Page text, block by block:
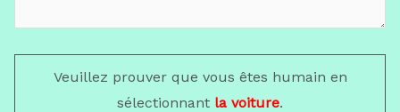
Veuillez prouver que vous êtes humain en
sélectionnant la voiture.